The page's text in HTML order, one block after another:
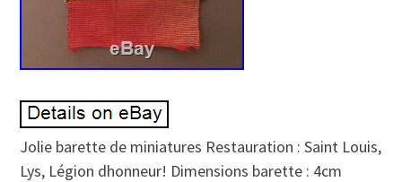
Jolie barette de miniatures Restauration : Saint Louis,
Lys, Légion dhonneur! Dimensions barette : 4cm